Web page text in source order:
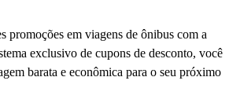
promoções em viagens de ônibus com a
exclusivo de cupons de desconto, você
barata e econômica para o seu próximo